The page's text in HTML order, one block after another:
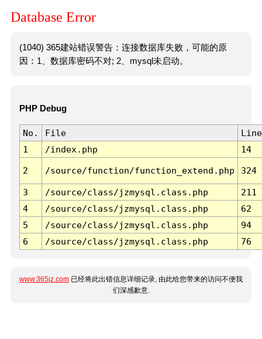
Database Error
(1040) 365建站错误警告：连接数据库失败，可能的原
因：1、数据库密码不对; 2、mysql未启动。
PHP Debug
No. File
Line
1
/index.php 14
2 /source/function/function_extend.php 324
3 /source/class/jzmysql.class.php
211
4
/source/class/jzmysql.class.php
62
5
/source/class/jzmysql.class.php
94
6
/source/class/jzmysql.class.php 76
www.365jz.com 已经将此出错信息详细记录, 由此给您带来的访问不便我
们深感歉意.